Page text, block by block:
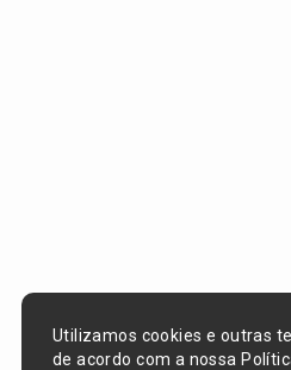
Utilizamos cookies e outras
de acordo com a nossa